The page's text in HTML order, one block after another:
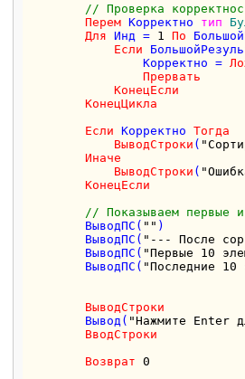
// Проверка
Перем Корректно тип
Для Инд = 1 По
Если
                Корректно =
Прервать
КонецЕсли
КонецЦикла
Если Корректно Тогда
ВыводСтроки (
Иначе
ВыводСтроки (
КонецЕсли
// Показываем первые
        ВыводПС(
"" )
        ВыводПС(
"--- После
        ВыводПС(
"Первые 10
        ВыводПС(
"Последние 10
ВыводСтроки
        Вывод(
"Нажмите Enter
ВводСтроки
Возврат
0